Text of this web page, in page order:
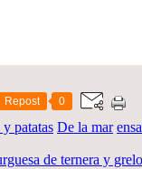
Repost 0
patatas De la mar
de ternera y